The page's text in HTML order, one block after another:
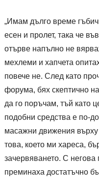
„Имам дълго време
есен и пролет, така че
отърве напълно не
мехлеми и хапчета
повече не. След като
форума, бях скептично
да го поръчам, тъй като
подобни средства е по-
масажни движения върху
това, което ми хареса,
зачервяването. С
преминаха достатъчно